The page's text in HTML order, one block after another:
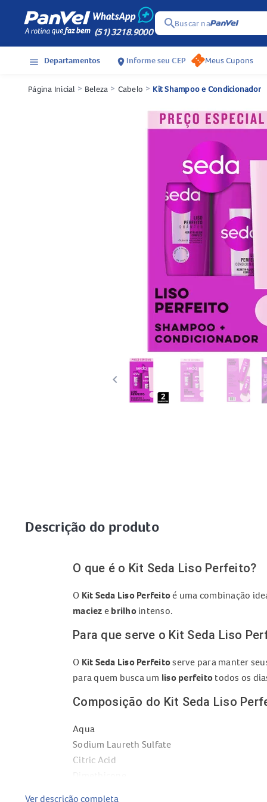
(51) 3218.9000
searchBuscar na
menu Departamentos location_on Informe seu CEP Meus Cupons
Página Inicial > Beleza > Cabelo > Kit Shampoo e Condicionador
keyboard_arrow_left
Descrição do produto
O que é o Kit Seda Liso Perfeito?
O Kit Seda Liso Perfeitoé uma combinação
maciez e brilho intenso.
Para que serve o Kit Seda Liso
O Kit Seda Liso Perfeitoserve para manter
para quem busca um liso perfeito todos os
Composição do Kit Seda Liso
Aqua
Sodium Laureth Sulfate
Citric Acid
Ver descrição completa